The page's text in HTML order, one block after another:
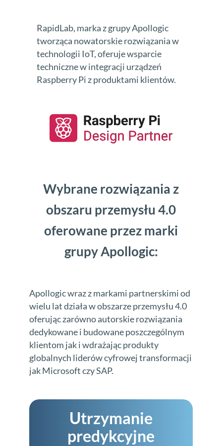
RapidLab, marka z grupy Apollogic
tworząca nowatorskie rozwiązania w
technologii IoT, oferuje wsparcie
techniczne w integracji urządzeń
Raspberry Pi z produktami klientów.
Wybrane rozwiązania z
obszaru przemysłu 4.0
oferowane przez marki
grupy Apollogic:
Apollogic wraz z markami partnerskimi od
wielu lat działa w obszarze przemysłu 4.0
oferując zarówno autorskie rozwiązania
dedykowane i budowane poszczególnym
klientom jak i wdrażając produkty
globalnych liderów cyfrowej transformacji
jak Microsoft czy SAP.
Utrzymanie
predykcyjne